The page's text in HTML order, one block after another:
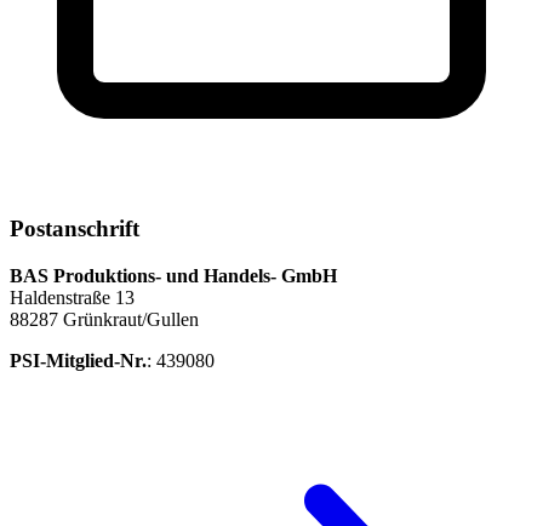
Postanschrift
BAS Produktions- und Handels- GmbH
Haldenstraße 13
88287 Grünkraut/Gullen
PSI-Mitglied-Nr.: 439080